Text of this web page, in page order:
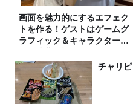
画面を魅力的にするエフェク
トを作る！ゲストはゲームグ
ラフィック＆キャラクター専
攻の遠藤里桜さん！
チャリピ